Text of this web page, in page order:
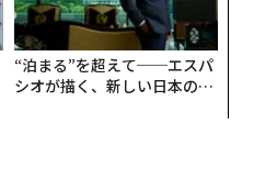
“泊まる”を超えて──エスパ
シオが描く、新しい日本のラ